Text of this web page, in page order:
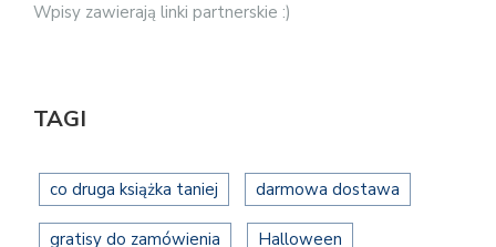
Wpisy zawierają linki partnerskie :)
TAGI
co druga książka taniej darmowa dostawa
gratisy do zamówienia Halloween